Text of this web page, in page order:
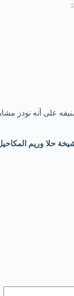
على أنه نودز
حلا وريم